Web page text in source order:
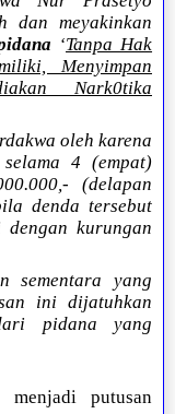
dan meyakinkan
‘Tanpa Hak
Menyimpan
Nark0tika
oleh karena
4 (empat)
(delapan
denda tersebut
kurungan
sementara yang
ini dijatuhkan
pidana yang
putusan